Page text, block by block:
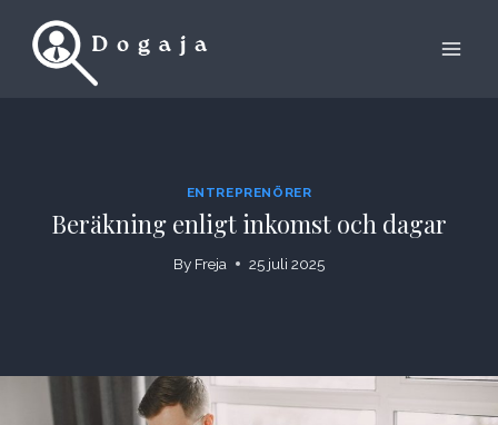
ENTREPRENÖRER
Beräkning enligt inkomst och dagar
By Freja 25 juli 2025